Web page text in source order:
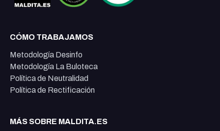
CÓMO TRABAJAMOS
Metodología Desinfo
Metodología La Buloteca
Política de Neutralidad
Política de Rectificación
MÁS SOBRE MALDITA.ES